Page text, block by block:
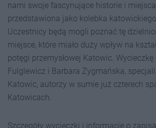
nami swoje fascynujące historie i
przedstawiona jako kolebka katowickiego
Uczestnicy będą mogli poznać tę
miejsce, które miało duży wpływ na
potęgi przemysłowej Katowic.
Fulglewicz i Barbara Zygmańska,
Katowic, autorzy w sumie już czterech
Katowicach.
Szczegóły wycieczki i informacje o